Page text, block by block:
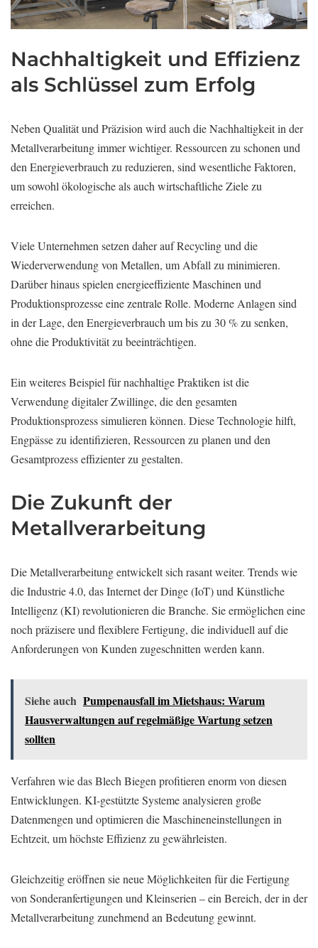
Nachhaltigkeit und Effizienz
als Schlüssel zum Erfolg
Neben Qualität und Präzision wird auch die Nachhaltigkeit in der
Metallverarbeitung immer wichtiger. Ressourcen zu schonen und
den Energieverbrauch zu reduzieren, sind wesentliche Faktoren,
um sowohl ökologische als auch wirtschaftliche Ziele zu
erreichen.
Viele Unternehmen setzen daher auf Recycling und die
Wiederverwendung von Metallen, um Abfall zu minimieren.
Darüber hinaus spielen energieeffiziente Maschinen und
Produktionsprozesse eine zentrale Rolle. Moderne Anlagen sind
in der Lage, den Energieverbrauch um bis zu 30 % zu senken,
ohne die Produktivität zu beeinträchtigen.
Ein weiteres Beispiel für nachhaltige Praktiken ist die
Verwendung digitaler Zwillinge, die den gesamten
Produktionsprozess simulieren können. Diese Technologie hilft,
Engpässe zu identifizieren, Ressourcen zu planen und den
Gesamtprozess effizienter zu gestalten.
Die Zukunft der
Metallverarbeitung
Die Metallverarbeitung entwickelt sich rasant weiter. Trends wie
die Industrie 4.0, das Internet der Dinge (IoT) und Künstliche
Intelligenz (KI) revolutionieren die Branche. Sie ermöglichen eine
noch präzisere und flexiblere Fertigung, die individuell auf die
Anforderungen von Kunden zugeschnitten werden kann.
Siehe auch Pumpenausfall im Mietshaus: Warum
Hausverwaltungen auf regelmäßige Wartung setzen
sollten
Verfahren wie das Blech Biegen profitieren enorm von diesen
Entwicklungen. KI-gestützte Systeme analysieren große
Datenmengen und optimieren die Maschineneinstellungen in
Echtzeit, um höchste Effizienz zu gewährleisten.
Gleichzeitig eröffnen sie neue Möglichkeiten für die Fertigung
von Sonderanfertigungen und Kleinserien – ein Bereich, der in der
Metallverarbeitung zunehmend an Bedeutung gewinnt.